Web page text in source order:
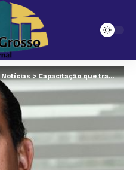
Notícias>Capacitação que transforma: como as escolas profissionalizantes estão mudando o futuro da sociedade